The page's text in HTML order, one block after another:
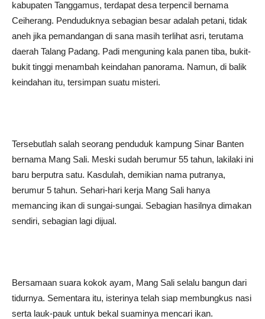
kabupaten Tanggamus, terdapat desa terpencil bernama
Ceiherang. Penduduknya sebagian besar adalah petani, tidak
aneh jika pemandangan di sana masih terlihat asri, terutama
daerah Talang Padang. Padi menguning kala panen tiba, bukit-
bukit tinggi menambah keindahan panorama. Namun, di balik
keindahan itu, tersimpan suatu misteri.
Tersebutlah salah seorang penduduk kampung Sinar Banten
bernama Mang Sali. Meski sudah berumur 55 tahun, lakilaki ini
baru berputra satu. Kasdulah, demikian nama putranya,
berumur 5 tahun. Sehari-hari kerja Mang Sali hanya
memancing ikan di sungai-sungai. Sebagian hasilnya dimakan
sendiri, sebagian lagi dijual.
Bersamaan suara kokok ayam, Mang Sali selalu bangun dari
tidurnya. Sementara itu, isterinya telah siap membungkus nasi
serta lauk-pauk untuk bekal suaminya mencari ikan.